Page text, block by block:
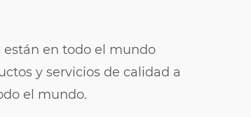
están en todo el mundo
y servicios de calidad a
el mundo.